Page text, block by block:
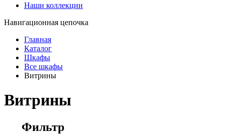
Наши коллекции
Навигационная цепочка
Главная
Каталог
Шкафы
Все шкафы
Витрины
Витрины
Фильтр